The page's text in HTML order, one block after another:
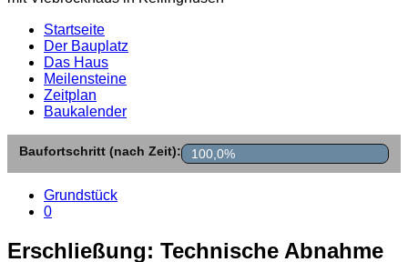
Startseite
Der Bauplatz
Das Haus
Meilensteine
Zeitplan
Baukalender
Baufortschritt (nach Zeit): 100,0%
Grundstück
0
Erschließung: Technische Abnahme